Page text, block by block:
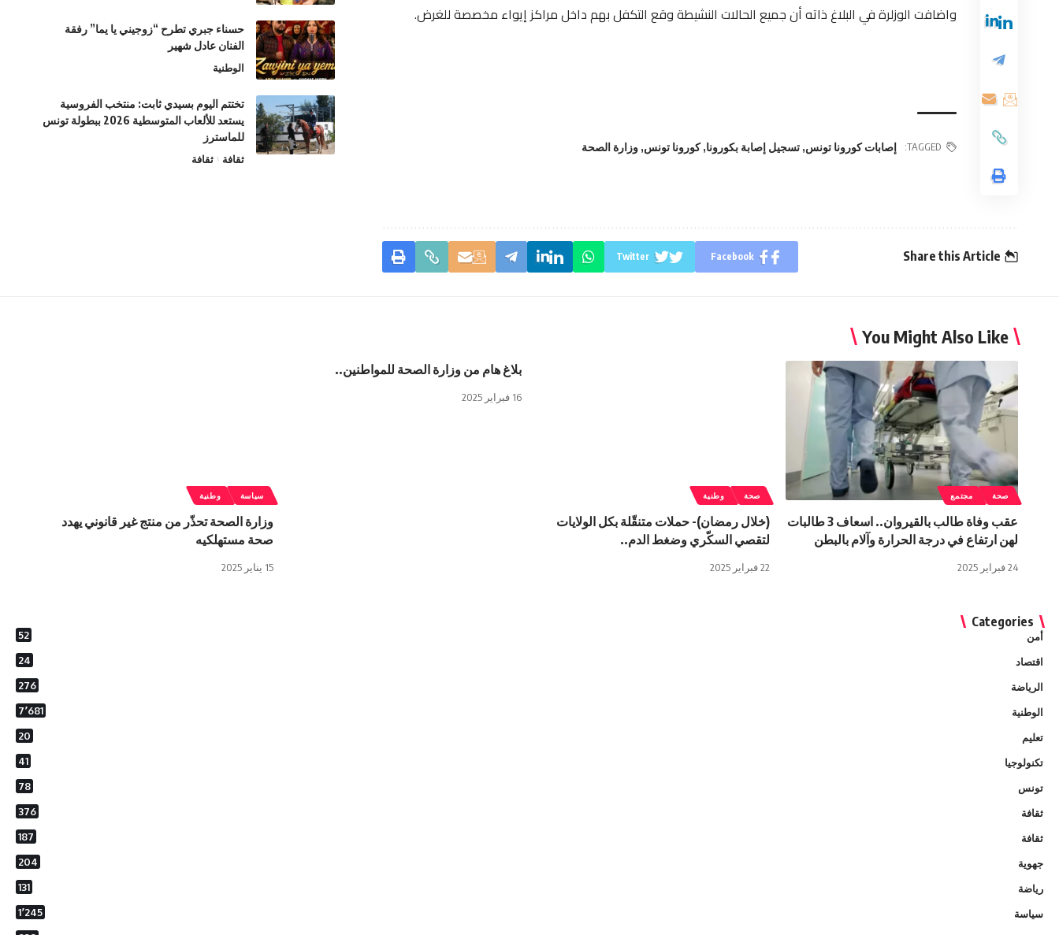
واضافت الوزلرة في البلاغ ذاته أن جميع الحالات النشيطة وقع التكفل بهم داخل مراكز إيواء مخصصة للغرض.
TAGGED: إصابات كورونا تونس, تسجيل إصابة بكورونا,كورونا تونس, وزارة الصحة
Share this Article
Facebook
Twitter
حسناء جبري تطرح “زوجيني يا يما” رفقة
الفنان عادل شهير
الوطنية
تختتم اليوم بسيدي ثابت: منتخب الفروسية
يستعد للألعاب المتوسطية 2026 ببطولة تونس
للماسترز
ثقافة ثقافة
You Might Also Like
صحة مجتمع
عقب وفاة طالب بالقيروان.. اسعاف 3 طالبات
لهن ارتفاع في درجة الحرارة وآلام بالبطن
24 فبراير 2025
صحة وطنية
(خلال رمضان)- حملات متنقّلة بكل الولايات
لتقصي السكّري وضغط الدم..
22 فبراير 2025
بلاغ هام من وزارة الصحة للمواطنين..
16 فبراير 2025
سياسة وطنية
وزارة الصحة تحذّر من منتج غير قانوني يهدد
صحة مستهلكيه
15 يناير 2025
Categories
أمن 52
اقتصاد 24
الرياضة 276
الوطنية 7٬681
تعليم 20
تكنولوجيا 41
تونس 78
ثقافة 376
ثقافة 187
جهوية 204
رياضة 131
سياسة 1٬245